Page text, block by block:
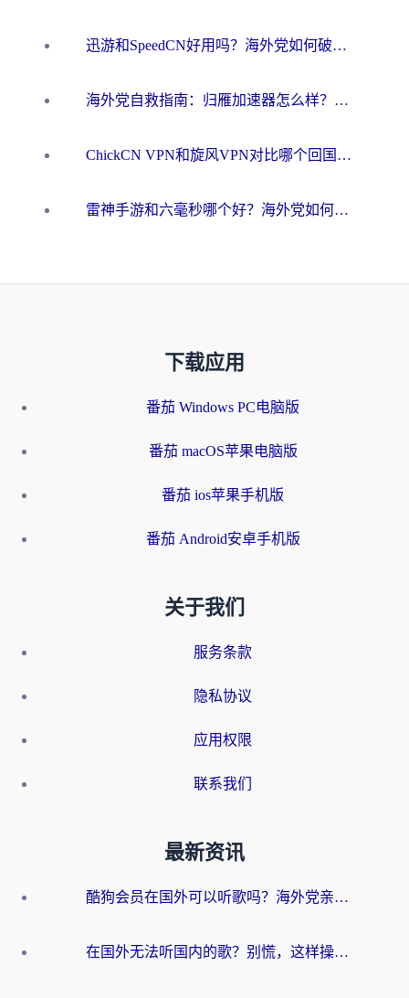
迅游和SpeedCN好用吗？海外党如何破解那道看不见的墙
海外党自救指南：归雁加速器怎么样？教你避开坑实现国内资源无缝访问
ChickCN VPN和旋风VPN对比哪个回国效果更好？海外用户的选择困境与出路
雷神手游和六毫秒哪个好？海外党如何真正解锁国内资源
下载应用
番茄 Windows PC电脑版
番茄 macOS苹果电脑版
番茄 ios苹果手机版
番茄 Android安卓手机版
关于我们
服务条款
隐私协议
应用权限
联系我们
最新资讯
酷狗会员在国外可以听歌吗？海外党亲测有效：3步解决音乐权限难题
在国外无法听国内的歌？别慌，这样操作就能畅听QQ音乐（附亲测加速器推荐）